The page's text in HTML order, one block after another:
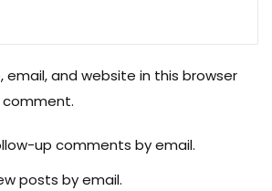
email, and website in this browser
up comments by email.
posts by email.